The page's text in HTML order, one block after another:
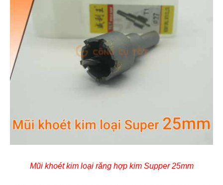
Mũi khoét kim loại răng hợp kim Supper 25mm